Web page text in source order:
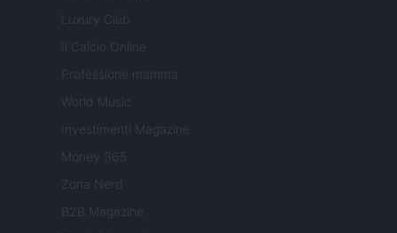
Luxury Club
Il Calcio Online
Professione mamma
World Music
Investimenti Magazine
Money 365
Zona Nerd
B2B Magazine